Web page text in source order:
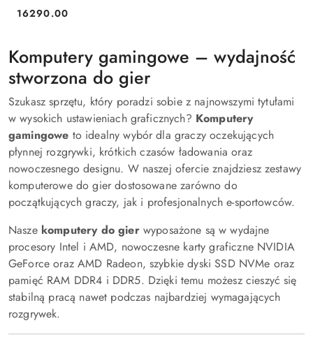
5080/W11
Cena:
16290.00
Komputery gamingowe – wydajność
stworzona do gier
Szukasz sprzętu, który poradzi sobie z najnowszymi tytułami
w wysokich ustawieniach graficznych? Komputery
gamingowe to idealny wybór dla graczy oczekujących
płynnej rozgrywki, krótkich czasów ładowania oraz
nowoczesnego designu. W naszej ofercie znajdziesz zestawy
komputerowe do gier dostosowane zarówno do
początkujących graczy, jak i profesjonalnych e-sportowców.
Nasze komputery do gierwyposażone są w wydajne
procesory Intel i AMD, nowoczesne karty graficzne NVIDIA
GeForce oraz AMD Radeon, szybkie dyski SSD NVMe oraz
pamięć RAM DDR4 i DDR5. Dzięki temu możesz cieszyć się
stabilną pracą nawet podczas najbardziej wymagających
rozgrywek.